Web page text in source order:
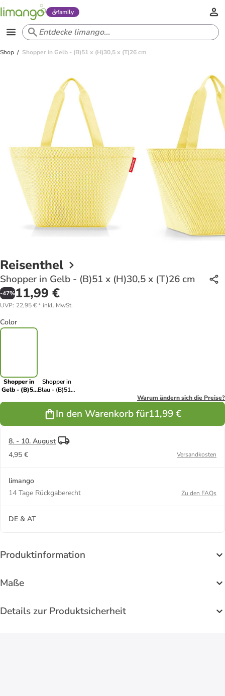
family
Shop Shopper in Gelb - (B)51 x (H)30,5 x (T)26 cm
Reisenthel
Shopper in Gelb - (B)51 x (H)30,5 x (T)26 cm
-47%11,99 €
UVP: 22,95 €* inkl. MwSt.
Color
Shopper in
Gelb - (B)51
Shopper in
Blau - (B)51 x
Warum ändern sich die Preise?
In den Warenkorb für11,99 €
8. - 10. August
4,95 €
Versandkosten
limango
14 Tage Rückgaberecht
Zu den FAQs
DE & AT
Produktinformation
Maße
Details zur Produktsicherheit